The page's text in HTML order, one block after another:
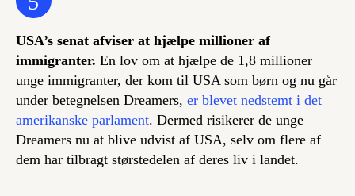
USA’s senat afviser at hjælpe millioner af
immigranter. En lov om at hjælpe de 1,8 millioner
unge immigranter, der kom til USA som børn og nu går
under betegnelsen Dreamers, er blevet nedstemt i det
amerikanske parlament. Dermed risikerer de unge
Dreamers nu at blive udvist af USA, selv om flere af
dem har tilbragt størstedelen af deres liv i landet.